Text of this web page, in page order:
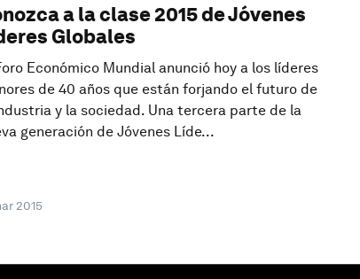
a la clase 2015 de Jóvenes
Globales
Económico Mundial anunció hoy a los líderes
de 40 años que están forjando el futuro de
y la sociedad. Una tercera parte de la
generación de Jóvenes Líde...
2015